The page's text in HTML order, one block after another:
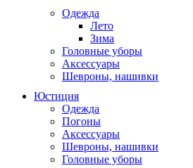
Одежда
Лето
Зима
Головные уборы
Аксессуары
Шевроны, нашивки
Юстиция
Одежда
Погоны
Аксессуары
Шевроны, нашивки
Головные уборы